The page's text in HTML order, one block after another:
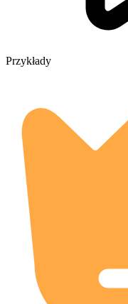
Przykłady